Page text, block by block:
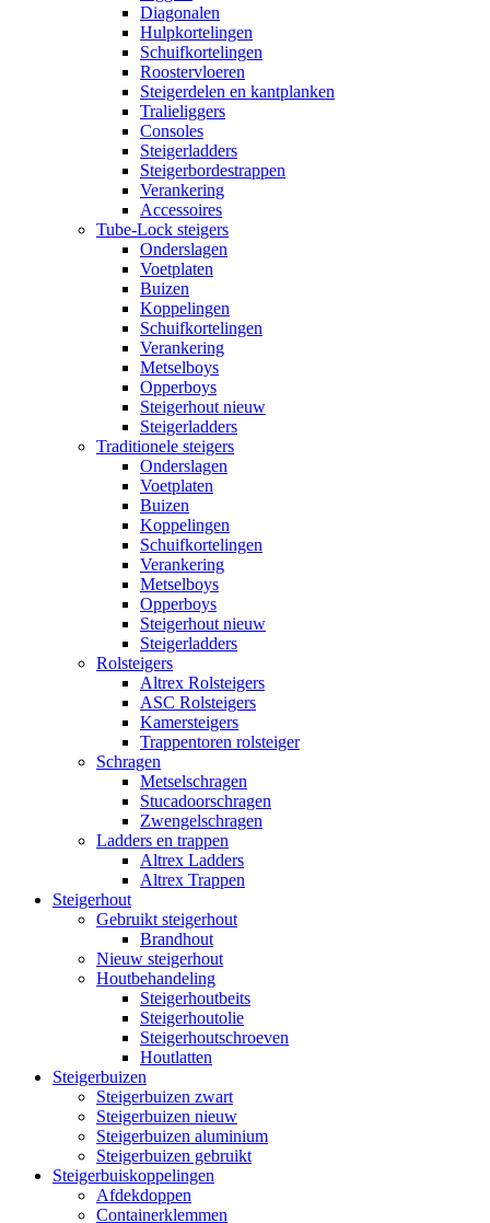
Diagonalen
Hulpkortelingen
Schuifkortelingen
Roostervloeren
Steigerdelen en kantplanken
Tralieliggers
Consoles
Steigerladders
Steigerbordestrappen
Verankering
Accessoires
Tube-Lock steigers
Onderslagen
Voetplaten
Buizen
Koppelingen
Schuifkortelingen
Verankering
Metselboys
Opperboys
Steigerhout nieuw
Steigerladders
Traditionele steigers
Onderslagen
Voetplaten
Buizen
Koppelingen
Schuifkortelingen
Verankering
Metselboys
Opperboys
Steigerhout nieuw
Steigerladders
Rolsteigers
Altrex Rolsteigers
ASC Rolsteigers
Kamersteigers
Trappentoren rolsteiger
Schragen
Metselschragen
Stucadoorschragen
Zwengelschragen
Ladders en trappen
Altrex Ladders
Altrex Trappen
Steigerhout
Gebruikt steigerhout
Brandhout
Nieuw steigerhout
Houtbehandeling
Steigerhoutbeits
Steigerhoutolie
Steigerhoutschroeven
Houtlatten
Steigerbuizen
Steigerbuizen zwart
Steigerbuizen nieuw
Steigerbuizen aluminium
Steigerbuizen gebruikt
Steigerbuiskoppelingen
Afdekdoppen
Containerklemmen